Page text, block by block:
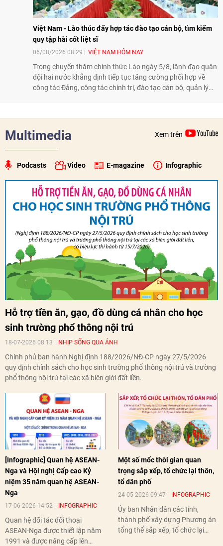
Việt Nam - Lào thúc đẩy hợp tác đào tạo cán bộ, tìm kiếm
quy tập hài cốt liệt sĩ
06/08/2026 08:29 VIỆT NAM HÔM NAY
Trong chuyến thăm chính thức Lào ngày 5/8, lãnh đạo quân
đội hai nước khẳng định tiếp tục tăng cường phối hợp về
công tác Đảng, công tác chính trị, đào tạo cán bộ, quản lý
Multimedia Xem trên
Podcasts Video E-magazine Infographic
Hỗ trợ tiền ăn, gạo, đồ dùng cá nhân cho học
sinh trường phổ thông nội trú
18-07-2026 08:13 NHỊP SỐNG QUA ẢNH
Chính phủ ban hành Nghị định 188/2026/NĐ-CP ngày 27/5/2026
quy định chính sách cho học sinh trường phổ thông nội trú và trường
phổ thông nội trú tại các xã biên giới đất liền.
[Infographic] Quan hệ ASEAN-
Nga và Hội nghị Cấp cao Kỷ
niệm 35 năm quan hệ ASEAN-
Nga
17-06-2026 14:52 INFOGRAPHIC
Quan hệ đối tác đối thoại
ASEAN-Nga được thiết lập năm
1991 và được nâng cấp lên
Một số mốc thời gian quan
trọng sắp xếp, tổ chức lại thôn,
tổ dân phố
24-05-2026 09:47 INFOGRAPHIC
Ủy ban Nhân dân các tỉnh,
thành phố xây dựng Phương án
tổng thể sắp xếp, tổ chức lại